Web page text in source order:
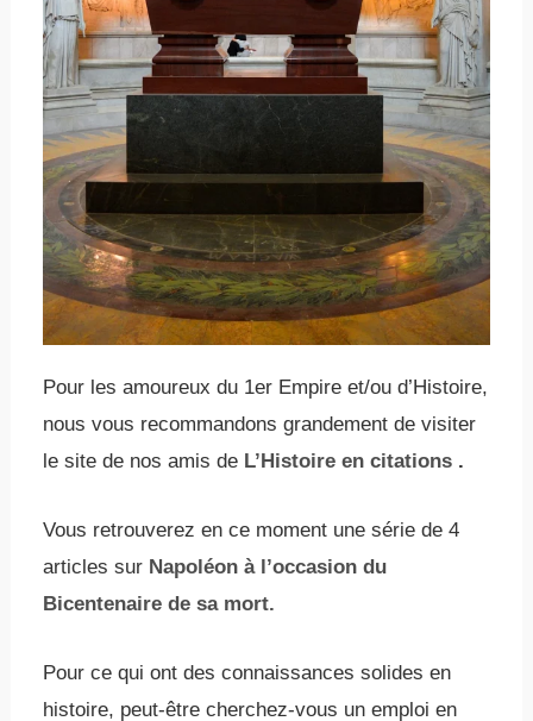
Pour les amoureux du 1er Empire et/ou d’Histoire,
nous vous recommandons grandement de visiter
le site de nos amis de L’Histoire en citations .
Vous retrouverez en ce moment une série de 4
articles sur Napoléon à l’occasion du
Bicentenaire de sa mort.
Pour ce qui ont des connaissances solides en
histoire, peut-être cherchez-vous un emploi en